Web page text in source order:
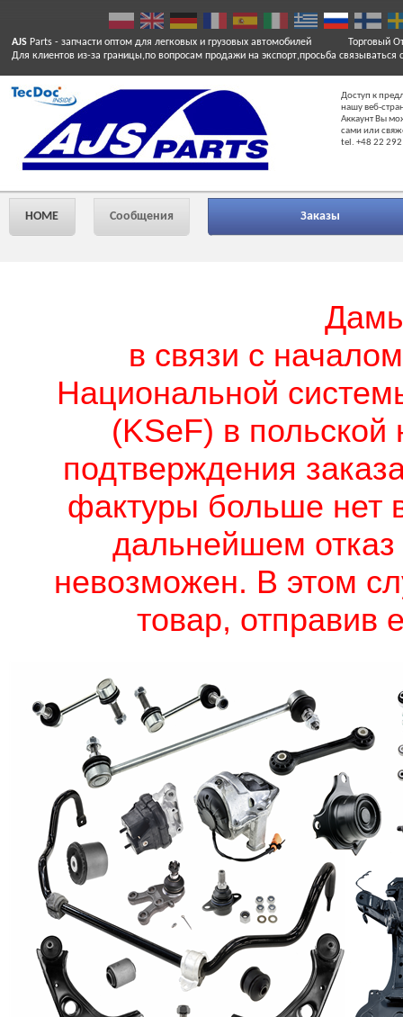
AJS Parts - запчасти оптом для легковых и грузовых автомобилей
Для клиентов из-за границы,по вопросам продажи на экспорт,просьба связываться
Торговый
Доступ к
нашу веб-
Аккаунт Вы
сами или
tel. +48 22
HOME Сообщения Заказы
в связи с
Национальной
(KSeF) в польской
подтверждения
фактуры больше нет
дальнейшем отказ
невозможен. В этом
товар, отправив